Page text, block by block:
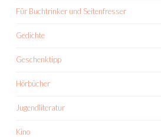
Für Buchtrinker und Seitenfresser
Gedichte
Geschenktipp
Hörbücher
Jugendliteratur
Kino